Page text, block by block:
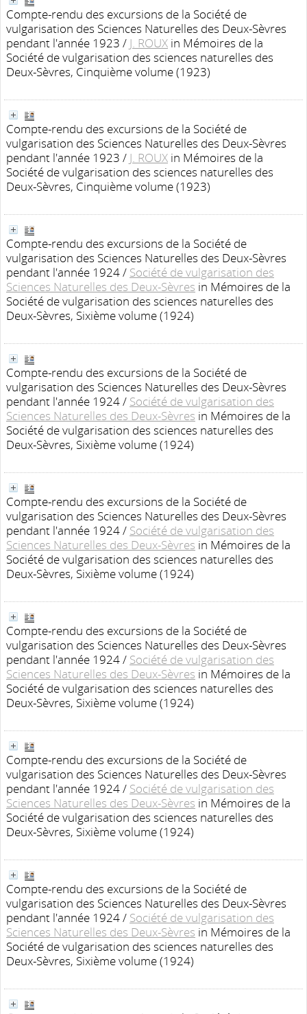
Compte-rendu des excursions de la Société de
vulgarisation des Sciences Naturelles des Deux-Sèvres
pendant l'année 1923 / J. ROUX in Mémoires de la
Société de vulgarisation des sciences naturelles des
Deux-Sèvres, Cinquième volume (1923)
Compte-rendu des excursions de la Société de
vulgarisation des Sciences Naturelles des Deux-Sèvres
pendant l'année 1923 / J. ROUX in Mémoires de la
Société de vulgarisation des sciences naturelles des
Deux-Sèvres, Cinquième volume (1923)
Compte-rendu des excursions de la Société de
vulgarisation des Sciences Naturelles des Deux-Sèvres
pendant l'année 1924/ Société de vulgarisation des
Sciences Naturelles des Deux-Sèvres in Mémoires de la
Société de vulgarisation des sciences naturelles des
Deux-Sèvres, Sixième volume (1924)
Compte-rendu des excursions de la Société de
vulgarisation des Sciences Naturelles des Deux-Sèvres
pendant l'année 1924/ Société de vulgarisation des
Sciences Naturelles des Deux-Sèvres in Mémoires de la
Société de vulgarisation des sciences naturelles des
Deux-Sèvres, Sixième volume (1924)
Compte-rendu des excursions de la Société de
vulgarisation des Sciences Naturelles des Deux-Sèvres
pendant l'année 1924/ Société de vulgarisation des
Sciences Naturelles des Deux-Sèvres in Mémoires de la
Société de vulgarisation des sciences naturelles des
Deux-Sèvres, Sixième volume (1924)
Compte-rendu des excursions de la Société de
vulgarisation des Sciences Naturelles des Deux-Sèvres
pendant l'année 1924/ Société de vulgarisation des
Sciences Naturelles des Deux-Sèvres in Mémoires de la
Société de vulgarisation des sciences naturelles des
Deux-Sèvres, Sixième volume (1924)
Compte-rendu des excursions de la Société de
vulgarisation des Sciences Naturelles des Deux-Sèvres
pendant l'année 1924/ Société de vulgarisation des
Sciences Naturelles des Deux-Sèvres in Mémoires de la
Société de vulgarisation des sciences naturelles des
Deux-Sèvres, Sixième volume (1924)
Compte-rendu des excursions de la Société de
vulgarisation des Sciences Naturelles des Deux-Sèvres
pendant l'année 1924/ Société de vulgarisation des
Sciences Naturelles des Deux-Sèvres in Mémoires de la
Société de vulgarisation des sciences naturelles des
Deux-Sèvres, Sixième volume (1924)